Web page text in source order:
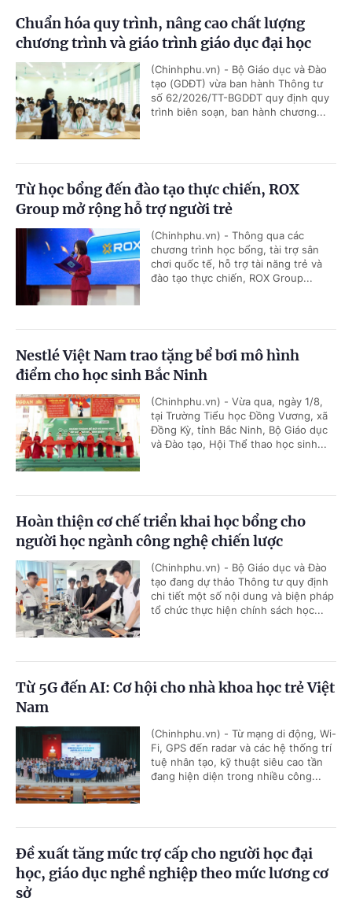
Chuẩn hóa quy trình, nâng cao chất lượng
chương trình và giáo trình giáo dục đại học
(Chinhphu.vn) - Bộ Giáo dục và Đào
tạo (GDĐT) vừa ban hành Thông tư
số 62/2026/TT-BGDĐT quy định quy
trình biên soạn, ban hành chương...
Từ học bổng đến đào tạo thực chiến, ROX
Group mở rộng hỗ trợ người trẻ
(Chinhphu.vn) - Thông qua các
chương trình học bổng, tài trợ sân
chơi quốc tế, hỗ trợ tài năng trẻ và
đào tạo thực chiến, ROX Group...
Nestlé Việt Nam trao tặng bể bơi mô hình
điểm cho học sinh Bắc Ninh
(Chinhphu.vn) - Vừa qua, ngày 1/8,
tại Trường Tiểu học Đồng Vương, xã
Đồng Kỳ, tỉnh Bắc Ninh, Bộ Giáo dục
và Đào tạo, Hội Thể thao học sinh...
Hoàn thiện cơ chế triển khai học bổng cho
người học ngành công nghệ chiến lược
(Chinhphu.vn) - Bộ Giáo dục và Đào
tạo đang dự thảo Thông tư quy định
chi tiết một số nội dung và biện pháp
tổ chức thực hiện chính sách học...
Từ 5G đến AI: Cơ hội cho nhà khoa học trẻ Việt
Nam
(Chinhphu.vn) - Từ mạng di động, Wi-
Fi, GPS đến radar và các hệ thống trí
tuệ nhân tạo, kỹ thuật siêu cao tần
đang hiện diện trong nhiều công...
Đề xuất tăng mức trợ cấp cho người học đại
học, giáo dục nghề nghiệp theo mức lương cơ
sở